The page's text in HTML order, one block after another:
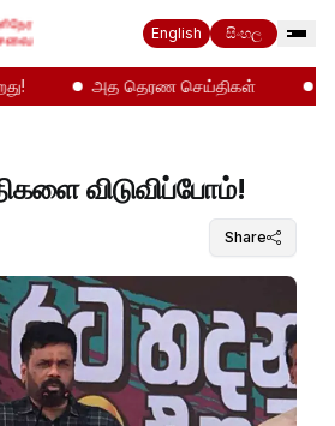
English සිංහල
அத தெரண செய்திகள்
விடுவிப்போம்!
Share